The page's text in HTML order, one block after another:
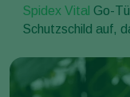
Spidex Vital Go-
Schutzschild auf,